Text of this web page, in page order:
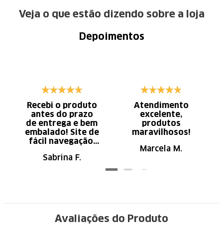
Veja o que estão dizendo sobre a loja
Depoimentos
Recebi o produto
antes do prazo
de entrega e bem
embalado! Site de
fácil navegação.
Sabrina F.
Atendimento
excelente,
produtos
maravilhosos!
Marcela M.
Avaliações do Produto